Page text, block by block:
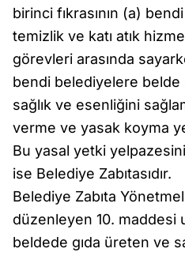
birinci fıkrasının (a)
temizlik ve katı atık
görevleri arasında
bendi belediyelere belde
sağlık ve esenliğini
verme ve yasak koyma
Bu yasal yetki
ise Belediye Zabıtasıdır.
Belediye Zabıta
düzenleyen 10. maddesi
beldede gıda üreten ve